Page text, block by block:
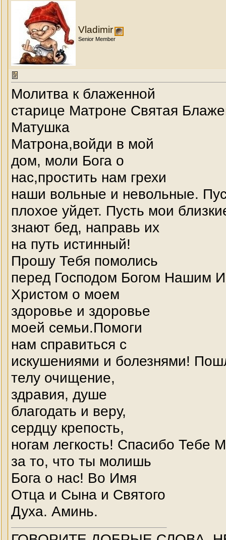
Vladimir
Senior Member
Молитва к блаженной
старице Матроне Святая
Матушка
Матрона,войди в мой
дом, моли Бога о
нас,простить нам грехи
наши вольные и невольные.
плохое уйдет. Пусть мои
знают бед, направь их
на путь истинный!
Прошу Тебя помолись
перед Господом Богом Нашим
Христом о моем
здоровье и здоровье
моей семьи.Помоги
нам справиться с
искушениями и болезнями!
телу очищение,
здравия, душе
благодать и веру,
сердцу крепость,
ногам легкость! Спасибо Тебе
за то, что ты молишь
Бога о нас! Во Имя
Отца и Сына и Святого
Духа. Аминь.